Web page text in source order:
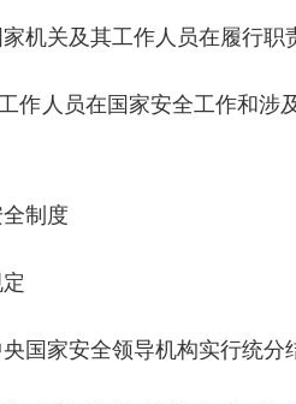
机关及其工作人员在履行
作人员在国家安全工作和
制度
国家安全领导机构实行统